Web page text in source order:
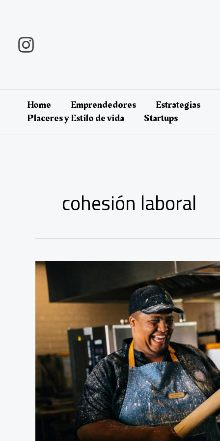
contenido
Home Emprendedores Estrategias
Placeres y Estilo de vida
Startups
cohesión laboral